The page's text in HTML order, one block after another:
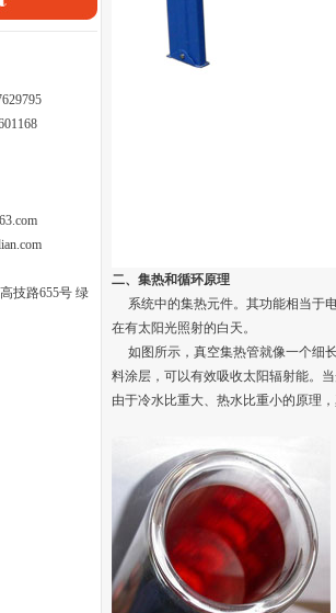
技路655号 绿
二、集热和循环原理
系统中的集热元件。其功能相当于
在有太阳光照射的白天。
如图所示，真空集热管就像一个细长
料涂层，可以有效吸收太阳辐射能。
由于冷水比重大、热水比重小的原理